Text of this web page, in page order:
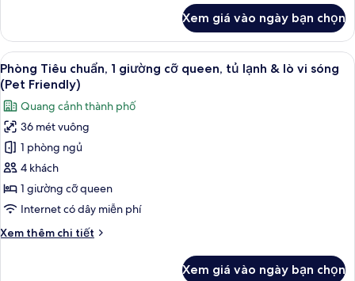
&
lò
vi
sóng
(with
Sofabed)
Phòng
Tiêu
chuẩn,
2
giường
cỡ
queen,
tủ
lạnh
&
vi
sóng
Sofabed)
Xem giá vào ngày bạn chọn
Xem
tất
cả
ảnh
Phòng
Tiêu
chuẩn,
1
giường
queen,
Bộ đồ giường kháng dị ứng, bàn,
7
Phòng Tiêu chuẩn, 1 giường cỡ queen, tủ lạnh & lò vi sóng
(Pet Friendly)
Quang cảnh thành phố
36 mét vuông
1 phòng ngủ
4 khách
1 giường cỡ queen
Internet có dây miễn phí
Xem thêm chi tiết
Chi
Xem giá vào ngày bạn chọn